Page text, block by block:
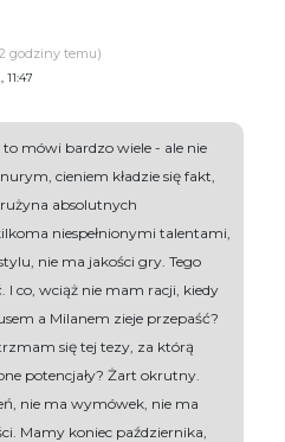
godziny temu)
mówi bardzo wiele - ale nie
cieniem kładzie się fakt,
absolutnych
niespełnionymi talentami,
nie ma jakości gry. Tego
I co, wciąż nie mam racji, kiedy
a Milanem zieje przepaść?
się tej tezy, za którą
potencjały? Żart okrutny.
nie ma wymówek, nie ma
Mamy koniec października,